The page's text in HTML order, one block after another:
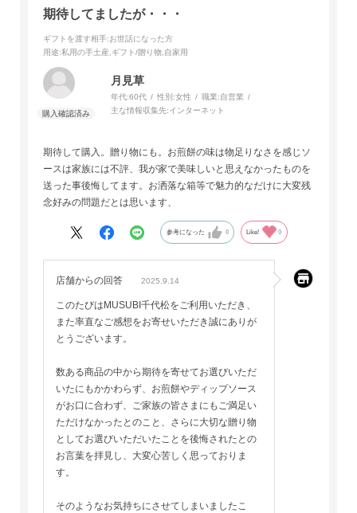
期待してましたが・・・
ギフトを渡す相手:お世話になった方
用途:私用の手土産,ギフト/贈り物,自家用
月見草
年代:60代 性別:女性 職業:自営業
主な情報収集先:インターネット
期待して購入。贈り物にも。お煎餅の味は物足りなさを感じソ
ースは家族には不評、我が家で美味しいと思えなかったものを
送った事後悔してます。お洒落な箱等で魅力的なだけに大変残
念好みの問題だとは思います、
参考になった 0 Like! 0
店舗からの回答 2025.9.14
このたびはMUSUBI千代松をご利用いただき、
また率直なご感想をお寄せいただき誠にありが
とうございます。
数ある商品の中から期待を寄せてお選びいただ
いたにもかかわらず、お煎餅やディップソース
がお口に合わず、ご家族の皆さまにもご満足い
ただけなかったとのこと、さらに大切な贈り物
としてお選びいただいたことを後悔されたとの
お言葉を拝見し、大変心苦しく思っておりま
す。
そのようなお気持ちにさせてしまいましたこ